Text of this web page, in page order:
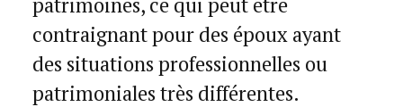
contraignant pour des époux ayant
des situations professionnelles ou
patrimoniales très différentes.